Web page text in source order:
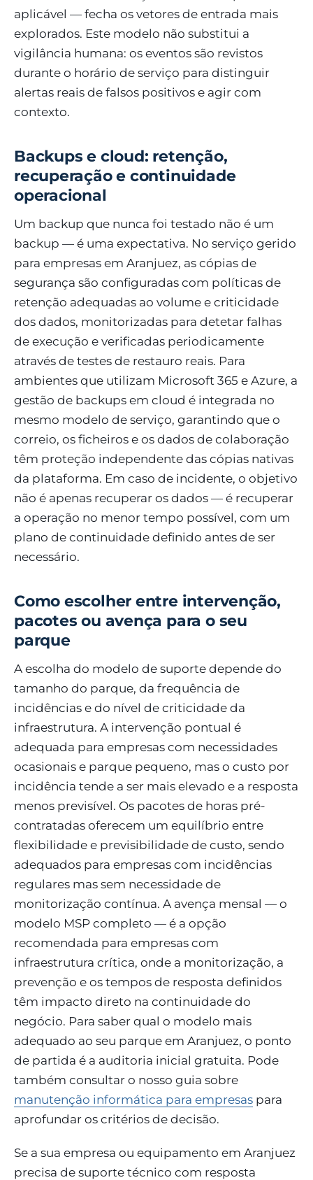
aplicável — fecha os vetores de entrada mais
explorados. Este modelo não substitui a
vigilância humana: os eventos são revistos
durante o horário de serviço para distinguir
alertas reais de falsos positivos e agir com
contexto.
Backups e cloud: retenção,
recuperação e continuidade
operacional
Um backup que nunca foi testado não é um
backup — é uma expectativa. No serviço gerido
para empresas em Aranjuez, as cópias de
segurança são configuradas com políticas de
retenção adequadas ao volume e criticidade
dos dados, monitorizadas para detetar falhas
de execução e verificadas periodicamente
através de testes de restauro reais. Para
ambientes que utilizam Microsoft 365 e Azure, a
gestão de backups em cloud é integrada no
mesmo modelo de serviço, garantindo que o
correio, os ficheiros e os dados de colaboração
têm proteção independente das cópias nativas
da plataforma. Em caso de incidente, o objetivo
não é apenas recuperar os dados — é recuperar
a operação no menor tempo possível, com um
plano de continuidade definido antes de ser
necessário.
Como escolher entre intervenção,
pacotes ou avença para o seu
parque
A escolha do modelo de suporte depende do
tamanho do parque, da frequência de
incidências e do nível de criticidade da
infraestrutura. A intervenção pontual é
adequada para empresas com necessidades
ocasionais e parque pequeno, mas o custo por
incidência tende a ser mais elevado e a resposta
menos previsível. Os pacotes de horas pré-
contratadas oferecem um equilíbrio entre
flexibilidade e previsibilidade de custo, sendo
adequados para empresas com incidências
regulares mas sem necessidade de
monitorização contínua. A avença mensal — o
modelo MSP completo — é a opção
recomendada para empresas com
infraestrutura crítica, onde a monitorização, a
prevenção e os tempos de resposta definidos
têm impacto direto na continuidade do
negócio. Para saber qual o modelo mais
adequado ao seu parque em Aranjuez, o ponto
de partida é a auditoria inicial gratuita. Pode
também consultar o nosso guia sobre
manutenção informática para empresas para
aprofundar os critérios de decisão.
Se a sua empresa ou equipamento em Aranjuez
precisa de suporte técnico com resposta